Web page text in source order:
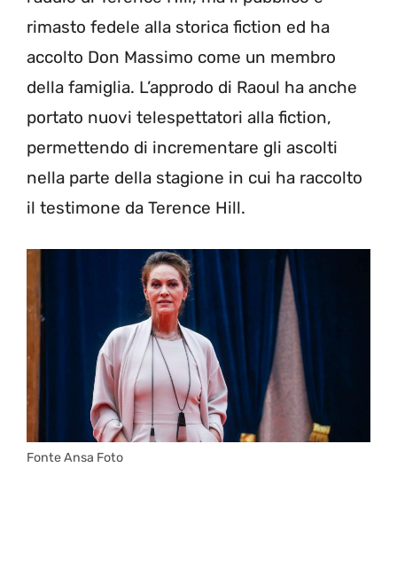
rimasto fedele alla storica fiction ed ha
accolto Don Massimo come un membro
della famiglia. L’approdo di Raoul ha anche
portato nuovi telespettatori alla fiction,
permettendo di incrementare gli ascolti
nella parte della stagione in cui ha raccolto
il testimone da Terence Hill.
Fonte Ansa Foto